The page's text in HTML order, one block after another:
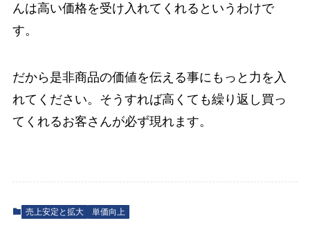
んは高い価格を受け入れてくれるというわけで
す。
だから是非商品の価値を伝える事にもっと力を入
れてください。そうすれば高くても繰り返し買っ
てくれるお客さんが必ず現れます。
売上安定と拡大 単価向上